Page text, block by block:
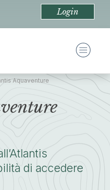
Login
Aquaventure
di accedere